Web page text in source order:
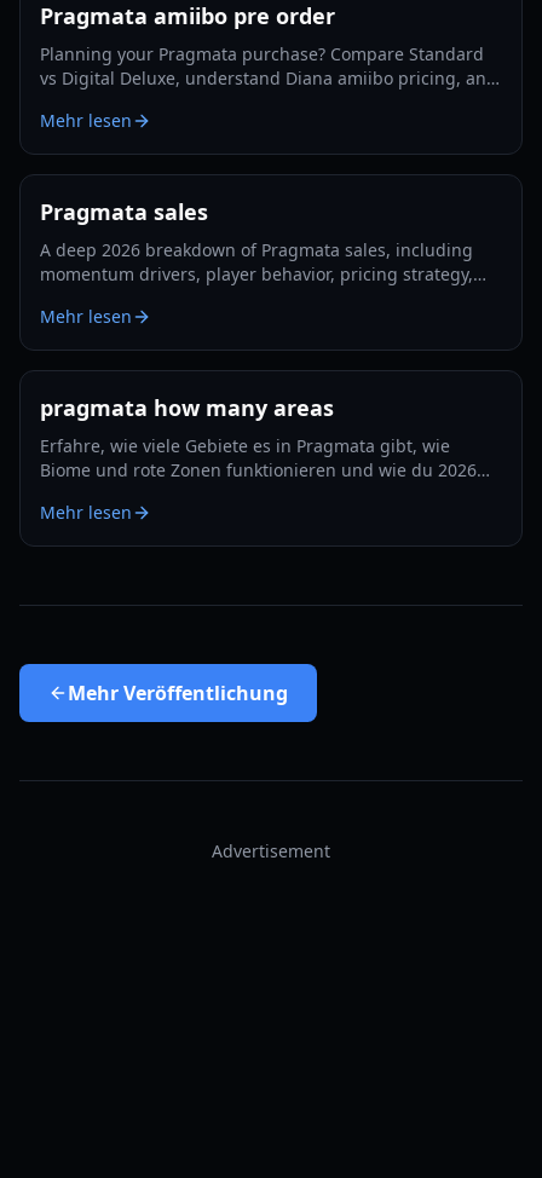
Pragmata amiibo pre order
Planning your Pragmata purchase? Compare Standard
vs Digital Deluxe, understand Diana amiibo pricing, and
Mehr lesen
Pragmata sales
A deep 2026 breakdown of Pragmata sales, including
momentum drivers, player behavior, pricing strategy,
Mehr lesen
pragmata how many areas
Erfahre, wie viele Gebiete es in Pragmata gibt, wie
Biome und rote Zonen funktionieren und wie du 2026
Mehr lesen
MehrVeröffentlichung
Advertisement